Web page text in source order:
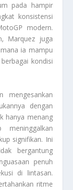
pada hampir
konsistensi
modern.
Marquez juga
ia mampu
kondisi
mengesankan
dengan
hanya menang
signifikan. Ini
bergantung
penuh
di lintasan.
ritme